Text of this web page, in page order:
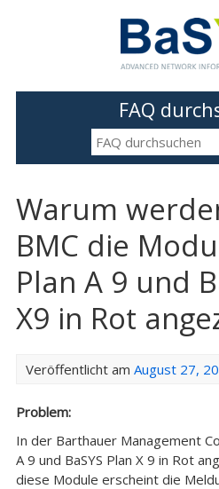
FAQ
Warum
BMC die
Plan A 9 und
X9 in Rot
Veröffentlicht am August 27,
Problem:
In der Barthauer Management
A 9 und BaSYS Plan X 9 in Rot
diese Module erscheint die